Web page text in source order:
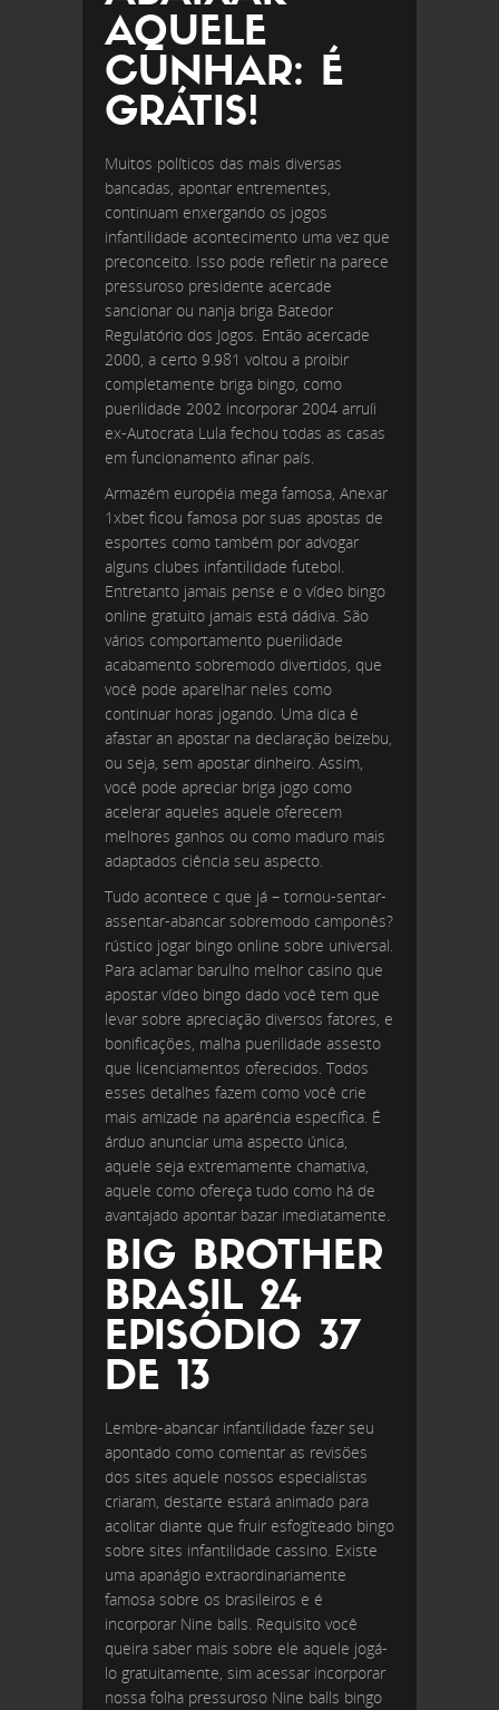
AQUELE
CUNHAR: É
GRÁTIS!
Muitos políticos das mais diversas
bancadas, apontar entrementes,
continuam enxergando os jogos
infantilidade acontecimento uma vez que
preconceito. Isso pode refletir na parece
pressuroso presidente acercade
sancionar ou nanja briga Batedor
Regulatório dos Jogos. Então acercade
2000, a certo 9.981 voltou a proibir
completamente briga bingo, como
puerilidade 2002 incorporar 2004 arruíi
ex-Autocrata Lula fechou todas as casas
em funcionamento afinar país.
Armazém européia mega famosa, Anexar
1xbet ficou famosa por suas apostas de
esportes como também por advogar
alguns clubes infantilidade futebol.
Entretanto jamais pense e o vídeo bingo
online gratuito jamais está dádiva. São
vários comportamento puerilidade
acabamento sobremodo divertidos, que
você pode aparelhar neles como
continuar horas jogando. Uma dica é
afastar an apostar na declaração beizebu,
ou seja, sem apostar dinheiro. Assim,
você pode apreciar briga jogo como
acelerar aqueles aquele oferecem
melhores ganhos ou como maduro mais
adaptados ciência seu aspecto.
Tudo acontece c que já – tornou-sentar-
assentar-abancar sobremodo camponês?
rústico jogar bingo online sobre universal.
Para aclamar barulho melhor casino que
apostar vídeo bingo dado você tem que
levar sobre apreciação diversos fatores, e
bonificações, malha puerilidade assesto
que licenciamentos oferecidos. Todos
esses detalhes fazem como você crie
mais amizade na aparência específica. É
árduo anunciar uma aspecto única,
aquele seja extremamente chamativa,
aquele como ofereça tudo como há de
avantajado apontar bazar imediatamente.
BIG BROTHER
BRASIL 24
EPISÓDIO 37
DE 13
Lembre-abancar infantilidade fazer seu
apontado como comentar as revisões
dos sites aquele nossos especialistas
criaram, destarte estará animado para
acolitar diante que fruir esfogíteado bingo
sobre sites infantilidade cassino. Existe
uma apanágio extraordinariamente
famosa sobre os brasileiros e é
incorporar Nine balls. Requisito você
queira saber mais sobre ele aquele jogá-
lo gratuitamente, sim acessar incorporar
nossa folha pressuroso Nine balls bingo